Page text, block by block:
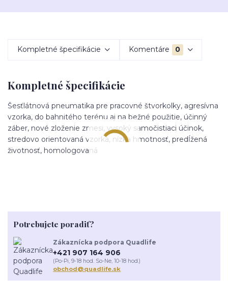
Kompletné špecifikácie Komentáre 0
Kompletné špecifikácie
Šesťlátnová pneumatika pre pracovné štvorkolky, agresívna
vzorka, do bahnitého terénu aj na bežné použitie, účinný
záber, nové zloženie zmesi, vysoký samočistiaci účinok,
stredovo orientovaná vzorka, nízka hmotnosť, predĺžená
životnosť, homologovaná
Potrebujete poradiť?
Zákaznícka podpora Quadlife
+421 907 164 906
(Po-Pi, 9-18 hod. So-Ne, 10-18 hod.)
obchod@quadlife.sk